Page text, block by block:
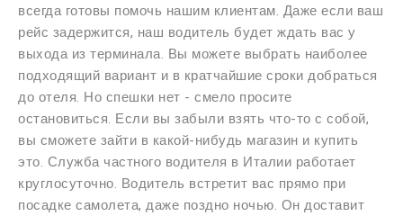
всегда готовы помочь нашим клиентам. Даже если ваш
рейс задержится, наш водитель будет ждать вас у
выхода из терминала. Вы можете выбрать наиболее
подходящий вариант и в кратчайшие сроки добраться
до отеля. Но спешки нет - смело просите
остановиться. Если вы забыли взять что-то с собой,
вы сможете зайти в какой-нибудь магазин и купить
это. Служба частного водителя в Италии работает
круглосуточно. Водитель встретит вас прямо при
посадке самолета, даже поздно ночью. Он доставит